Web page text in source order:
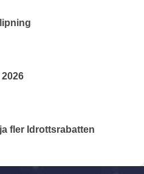
fler Idrottsrabatten